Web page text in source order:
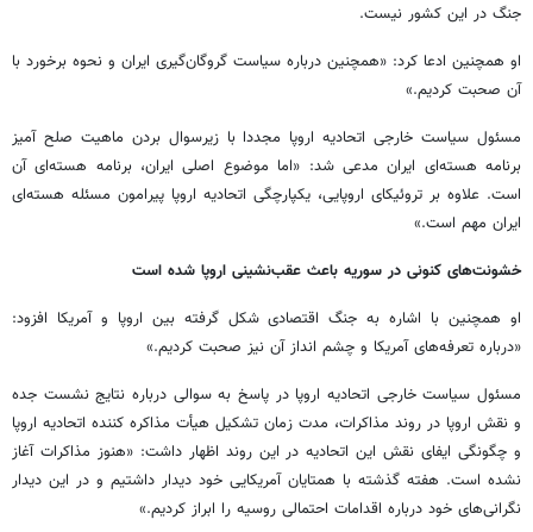
جنگ در این کشور نیست.
او همچنین ادعا کرد: «همچنین درباره سیاست گروگان‌گیری ایران و نحوه برخورد با
آن صحبت کردیم.»
مسئول سیاست خارجی اتحادیه اروپا مجددا با زیرسوال بردن ماهیت صلح آمیز
برنامه هسته‌ای ایران مدعی شد: «اما موضوع اصلی ایران، برنامه هسته‌ای آن
است. علاوه بر تروئیکای اروپایی، یکپارچگی اتحادیه اروپا پیرامون مسئله هسته‌ای
ایران مهم است.»
خشونت‌های کنونی در سوریه باعث عقب‌نشینی اروپا شده است
او همچنین با اشاره به جنگ اقتصادی شکل گرفته بین اروپا و آمریکا افزود:
«درباره تعرفه‌های آمریکا و چشم انداز آن نیز صحبت کردیم.»
مسئول سیاست خارجی اتحادیه اروپا در پاسخ به سوالی درباره نتایج نشست جده
و نقش اروپا در روند مذاکرات، مدت زمان تشکیل هیأت مذاکره کننده اتحادیه اروپا
و چگونگی ایفای نقش این اتحادیه در این روند اظهار داشت: «هنوز مذاکرات آغاز
نشده است. هفته گذشته با همتایان آمریکایی خود دیدار داشتیم و در این دیدار
نگرانی‌های خود درباره اقدامات احتمالی روسیه را ابراز کردیم.»